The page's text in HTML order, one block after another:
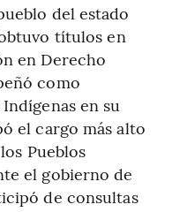
del estado
títulos en
en Derecho
como
en su
el cargo más alto
Pueblos
el gobierno de
de consultas